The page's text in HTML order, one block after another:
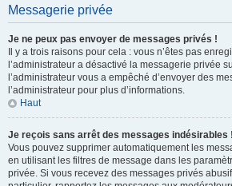
Messagerie privée
Je ne peux pas envoyer de messages privés !
Il y a trois raisons pour cela : vous n’êtes pas
l’administrateur a désactivé la messagerie privée
l’administrateur vous a empêché d’envoyer des
l’administrateur pour plus d’informations.
Haut
Je reçois sans arrêt des messages indésirables !
Vous pouvez supprimer automatiquement les
en utilisant les filtres de message dans les
privée. Si vous recevez des messages privés